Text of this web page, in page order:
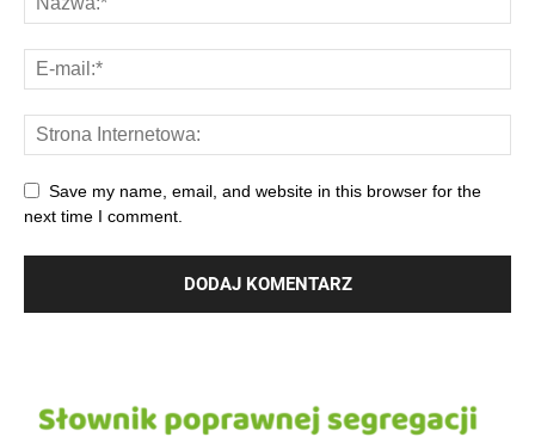
Save my name, email, and website in this browser for the
next time I comment.